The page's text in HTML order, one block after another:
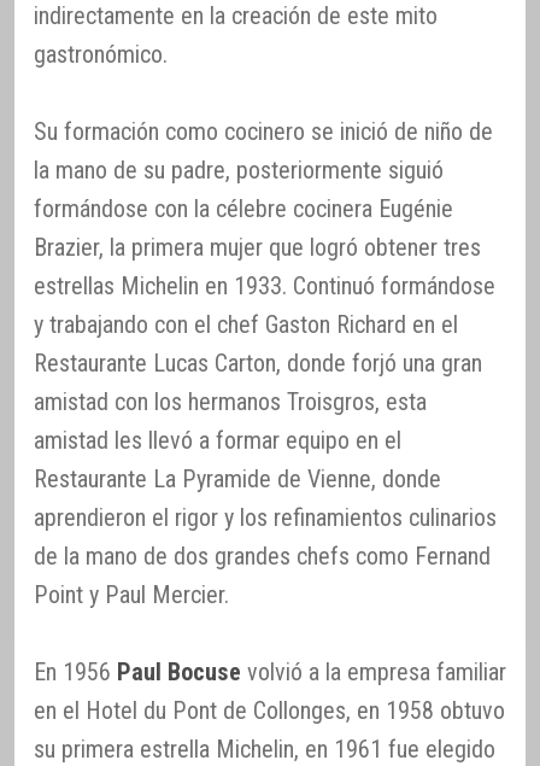
indirectamente en la creación de este mito
gastronómico.
Su formación como cocinero se inició de niño de
la mano de su padre, posteriormente siguió
formándose con la célebre cocinera Eugénie
Brazier, la primera mujer que logró obtener tres
estrellas Michelin en 1933. Continuó formándose
y trabajando con el chef Gaston Richard en el
Restaurante Lucas Carton, donde forjó una gran
amistad con los hermanos Troisgros, esta
amistad les llevó a formar equipo en el
Restaurante La Pyramide de Vienne, donde
aprendieron el rigor y los refinamientos culinarios
de la mano de dos grandes chefs como Fernand
Point y Paul Mercier.
En 1956 Paul Bocuse volvió a la empresa familiar
en el Hotel du Pont de Collonges, en 1958 obtuvo
su primera estrella Michelin, en 1961 fue elegido